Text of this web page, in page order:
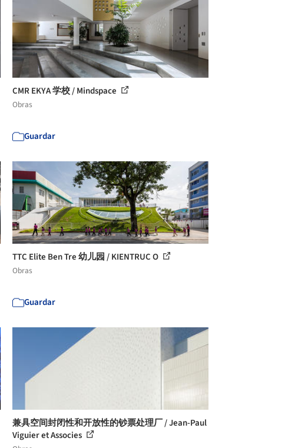
CMR EKYA 学校 / Mindspace
Obras
Guardar
TTC Elite Ben Tre 幼儿园 / KIENTRUC O
Obras
Guardar
兼具空间封闭性和开放性的钞票处理厂 / Jean-Paul
Viguier et Associes